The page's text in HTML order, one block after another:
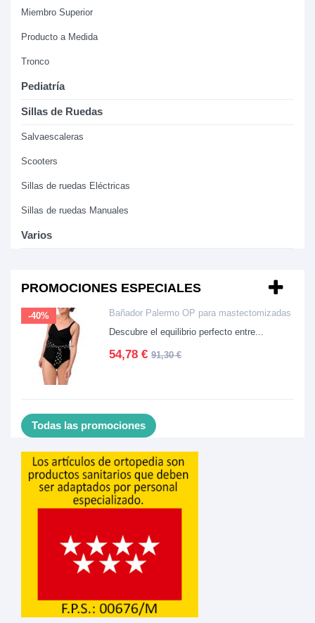
Miembro Superior
Producto a Medida
Tronco
Pediatría
Sillas de Ruedas
Salvaescaleras
Scooters
Sillas de ruedas Eléctricas
Sillas de ruedas Manuales
Varios
PROMOCIONES ESPECIALES
-40%
Bañador Palermo OP para mastectomizadas
Descubre el equilibrio perfecto entre...
54,78 € 91,30 €
Todas las promociones